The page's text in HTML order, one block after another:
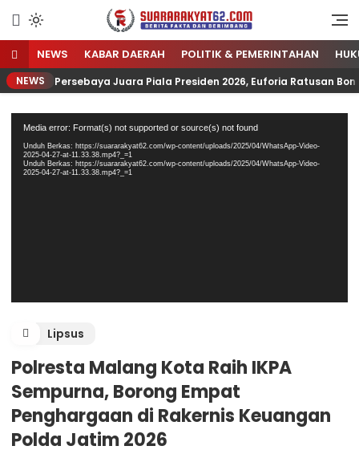
Suararakyat62.com
Sumber Referensi Terpercaya
NEWS KABAR DAERAH POLITIK & PEMERINTAHAN
NEWS Persebaya Juara Piala Presiden 2026, Euforia Ratusan
Video
Media error: Format(s) not supported or source(s) not found
Unduh Berkas: https://suararakyat62.com/wp-content/uploads/2025/04/WhatsApp-Video-
2025-04-27-at-11.33.38.mp4?_=1
Unduh Berkas: https://suararakyat62.com/wp-content/uploads/2025/04/WhatsApp-Video-
2025-04-27-at-11.33.38.mp4?_=1
Lipsus
Polresta Malang Kota Raih IKPA
Sempurna, Borong Empat
Penghargaan di Rakernis Keuangan
Polda Jatim 2026